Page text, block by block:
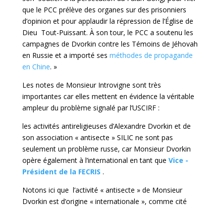
que le PCC prélève des organes sur des prisonniers
d’opinion et pour applaudir la répression de l’Église de
Dieu Tout-Puissant. À son tour, le PCC a soutenu les
campagnes de Dvorkin contre les Témoins de Jéhovah
en Russie et a importé ses méthodes de propagande
en Chine. »
Les notes de Monsieur Introvigne sont très
importantes car elles mettent en évidence la véritable
ampleur du problème signalé par l’USCIRF :
les activités antireligieuses d’Alexandre Dvorkin et de
son association « antisecte » SILIC ne sont pas
seulement un problème russe, car Monsieur Dvorkin
opère également à l’international en tant que Vice -
Président de la FECRIS .
Notons ici que l’activité « antisecte » de Monsieur
Dvorkin est d’origine « internationale », comme cité